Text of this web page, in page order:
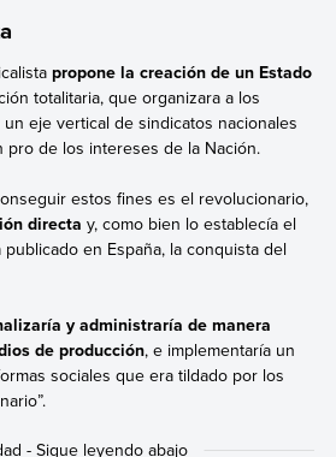
propone la creación de un Estado
totalitaria, que organizara a los
eje vertical de sindicatos nacionales
de los intereses de la Nación.
estos fines es el revolucionario,
directa y, como bien lo establecía el
en España, la conquista del
y administraría de manera
de producción, e implementaría un
sociales que era tildado por los